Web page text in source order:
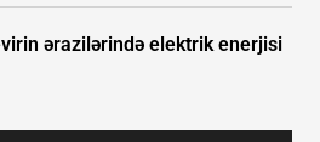
ərazilərində elektrik enerjisi